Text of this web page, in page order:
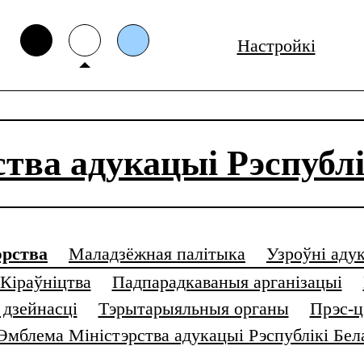
Настройкі
адукацыі
Маладзёжная палітыка Узроўні
Кіраўніцтва Падпарадкаваныя арганізацыі
Тэрытарыяльныя органы Прэс-
Міністэрства адукацыі Рэспублікі